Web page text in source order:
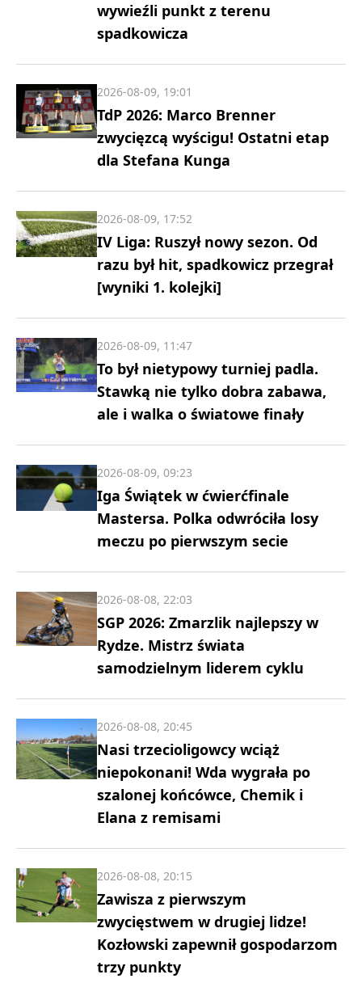
wywieźli punkt z terenu
spadkowicza
TdP 2026: Marco Brenner
zwycięzcą wyścigu! Ostatni etap
dla Stefana Kunga
2026-08-09, 19:01
IV Liga: Ruszył nowy sezon. Od
razu był hit, spadkowicz przegrał
[wyniki 1. kolejki]
2026-08-09, 17:52
To był nietypowy turniej padla.
Stawką nie tylko dobra zabawa,
ale i walka o światowe finały
2026-08-09, 11:47
Iga Świątek w ćwierćfinale
Mastersa. Polka odwróciła losy
meczu po pierwszym secie
2026-08-09, 09:23
SGP 2026: Zmarzlik najlepszy w
Rydze. Mistrz świata
samodzielnym liderem cyklu
2026-08-08, 22:03
Nasi trzecioligowcy wciąż
niepokonani! Wda wygrała po
szalonej końcówce, Chemik i
Elana z remisami
2026-08-08, 20:45
Zawisza z pierwszym
zwycięstwem w drugiej lidze!
Kozłowski zapewnił gospodarzom
trzy punkty
2026-08-08, 20:15